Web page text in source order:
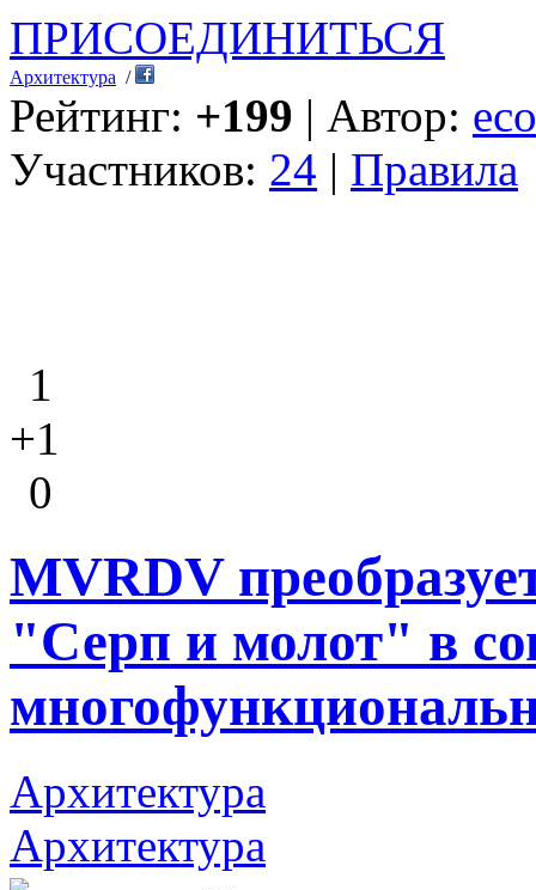
ПРИСОЕДИНИТЬСЯ
Архитектура /
Рейтинг: +199 | Автор:
Участников: 24 | Правила
1
+1
0
MVRDV
"Серп и молот" в
Архитектура
Архитектура